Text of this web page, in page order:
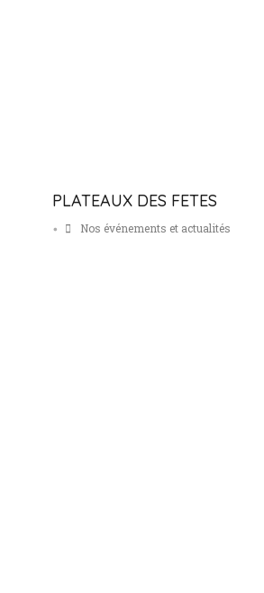
PLATEAUX DES FETES
• Nos événements et actualités